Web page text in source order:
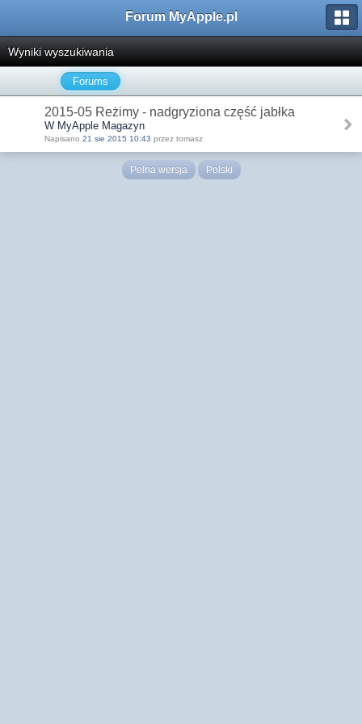
Forum MyApple.pl
Wyniki wyszukiwania
Forums
2015-05 Reżimy - nadgryziona część jabłka
W MyApple Magazyn
Napisano 21 sie 2015 10:43 przez tomasz
Pełna wersja Polski